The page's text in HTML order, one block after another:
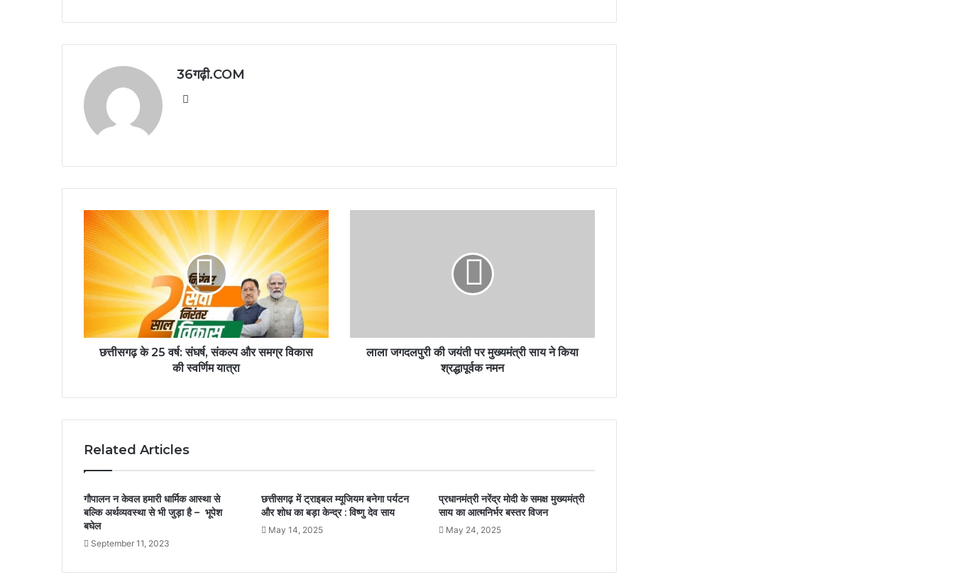
36गढ़ी.COM
छत्तीसगढ़ के 25 वर्ष: संघर्ष, संकल्प और समग्र विकास
की स्वर्णिम यात्रा
लाला जगदलपुरी की जयंती पर मुख्यमंत्री साय ने किया
श्रद्धापूर्वक नमन
Related Articles
गौपालन न केवल हमारी धार्मिक आस्था से
बल्कि अर्थव्यवस्था से भी जुड़ा है – भूपेश
बघेल
September 11, 2023
छत्तीसगढ़ में ट्राइबल म्यूजियम बनेगा पर्यटन
और शोध का बड़ा केन्द्र : विष्णु देव साय
May 14, 2025
प्रधानमंत्री नरेंद्र मोदी के समक्ष मुख्यमंत्री
साय का आत्मनिर्भर बस्तर विजन
May 24, 2025